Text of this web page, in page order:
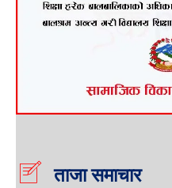
ताजा समाचार